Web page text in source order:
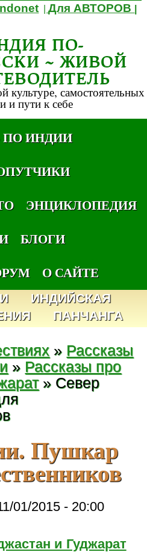
|Для АВТОРОВ
ПО-
~ ЖИВОЙ
самостоятельных
и пути к себе
ПО ИНДИИ
ЭНЦИКЛОПЕДИЯ
БЛОГИ
О САЙТЕ
ИНДИЙСКАЯ
ПАНЧАНГА
» Рассказы
» Рассказы про
» Север
Пушкар
01/2015 - 20:00
и Гуджарат